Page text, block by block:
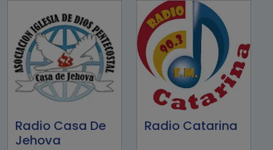
Radio Casa De
Jehova
Radio Catarina